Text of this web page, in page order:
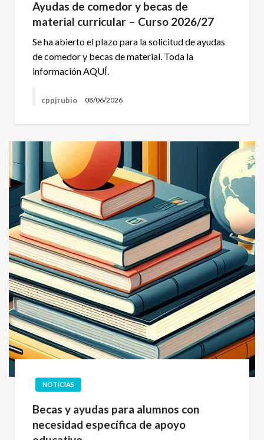
Ayudas de comedor y becas de
material curricular – Curso 2026/27
Se ha abierto el plazo para la solicitud de ayudas
de comedor y becas de material. Toda la
información AQUÍ.
cppjrubio 08/06/2026
NOTICIAS
Becas y ayudas para alumnos con
necesidad específica de apoyo